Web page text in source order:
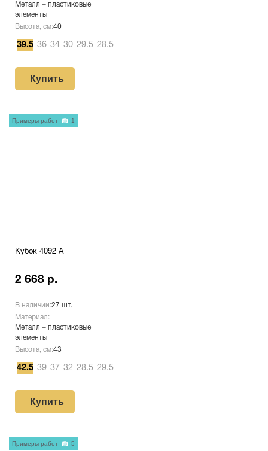
Металл + пластиковые
элементы
Высота, см:40
39.5 36 34 30 29.5 28.5
Купить
Кубок 4092 A
2 668 р.
В наличии:27 шт.
Материал:
Металл + пластиковые
элементы
Высота, см:43
42.5 39 37 32 28.5 29.5
Купить
Примеры работ 1
Примеры работ 5